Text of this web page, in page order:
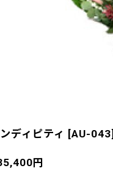
ディピティ [AU-043]
円